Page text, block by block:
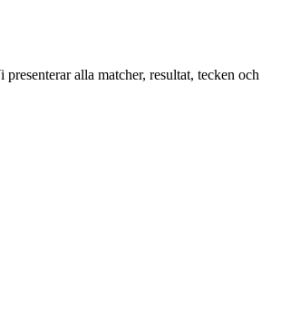
alla matcher, resultat, tecken och